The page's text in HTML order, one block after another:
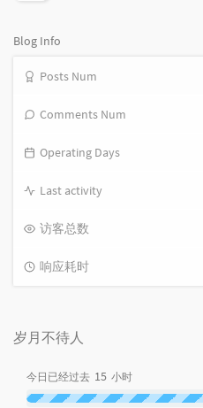
Blog Info
Posts Num
Comments Num
Operating Days
Last activity
访客总数
响应耗时
岁月不待人
今日已经过去 15 小时